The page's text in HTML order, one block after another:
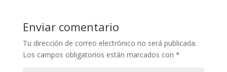
Enviar comentario
Tu dirección de correo electrónico no será publicada.
Los campos obligatorios están marcados con *